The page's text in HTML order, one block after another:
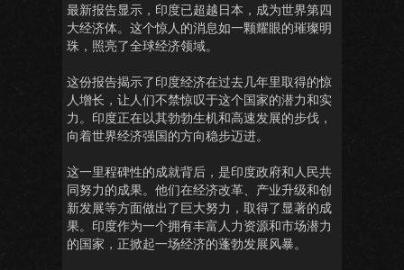
最新报告显示，印度已超越日本，成为世界第四
大经济体。这个惊人的消息如一颗耀眼的璀璨明
珠，照亮了全球经济领域。
这份报告揭示了印度经济在过去几年里取得的惊
人增长，让人们不禁惊叹于这个国家的潜力和实
力。印度正在以其勃勃生机和高速发展的步伐，
向着世界经济强国的方向稳步迈进。
这一里程碑性的成就背后，是印度政府和人民共
同努力的成果。他们在经济改革、产业升级和创
新发展等方面做出了巨大努力，取得了显著的成
果。印度作为一个拥有丰富人力资源和市场潜力
的国家，正掀起一场经济的蓬勃发展风暴。